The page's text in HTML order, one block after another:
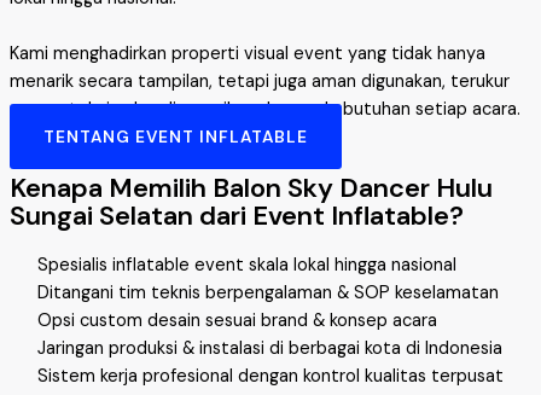
Kami menghadirkan properti visual event yang tidak hanya
menarik secara tampilan, tetapi juga aman digunakan, terukur
secara teknis, dan disesuaikan dengan kebutuhan setiap acara.
TENTANG EVENT INFLATABLE
Kenapa Memilih Balon Sky Dancer Hulu
Sungai Selatan dari Event Inflatable?
Spesialis inflatable event skala lokal hingga nasional
Ditangani tim teknis berpengalaman & SOP keselamatan
Opsi custom desain sesuai brand & konsep acara
Jaringan produksi & instalasi di berbagai kota di Indonesia
Sistem kerja profesional dengan kontrol kualitas terpusat